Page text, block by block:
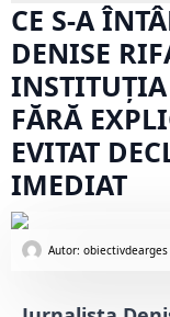
CE S-A
DENISE
FĂRĂ
EVITAT
IMEDIAT
Autor: obiectivdearges